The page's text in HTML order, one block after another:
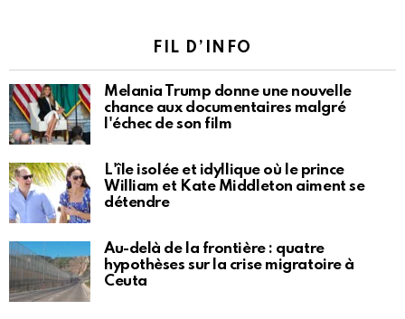
FIL D’INFO
Melania Trump donne une nouvelle
chance aux documentaires malgré
l'échec de son film
L'île isolée et idyllique où le prince
William et Kate Middleton aiment se
détendre
Au-delà de la frontière : quatre
hypothèses sur la crise migratoire à
Ceuta